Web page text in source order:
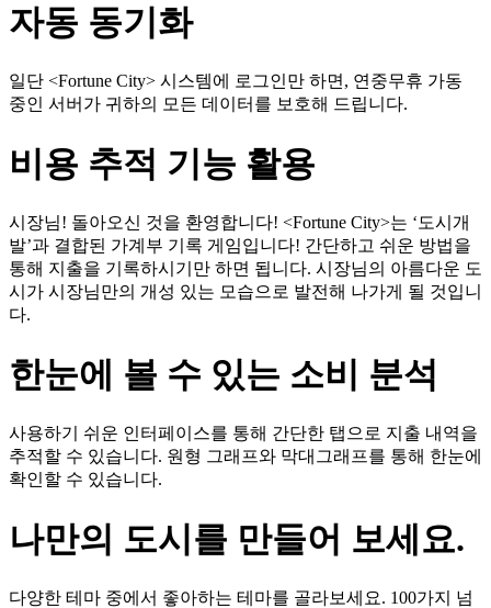
자동 동기화
일단 <Fortune City> 시스템에 로그인만 하면, 연중무휴 가동
중인 서버가 귀하의 모든 데이터를 보호해 드립니다.
비용 추적 기능 활용
시장님! 돌아오신 것을 환영합니다! <Fortune City>는 ‘도시개
발’과 결합된 가계부 기록 게임입니다! 간단하고 쉬운 방법을
통해 지출을 기록하시기만 하면 됩니다. 시장님의 아름다운 도
시가 시장님만의 개성 있는 모습으로 발전해 나가게 될 것입니
다.
한눈에 볼 수 있는 소비 분석
사용하기 쉬운 인터페이스를 통해 간단한 탭으로 지출 내역을
추적할 수 있습니다. 원형 그래프와 막대그래프를 통해 한눈에
확인할 수 있습니다.
나만의 도시를 만들어 보세요.
다양한 테마 중에서 좋아하는 테마를 골라보세요. 100가지 넘